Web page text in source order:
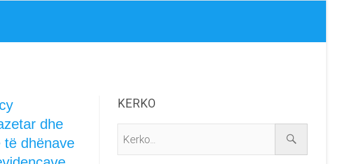
dhe
dhënave
KERKO